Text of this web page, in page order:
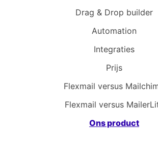
Drag & Drop builder
Automation
Integraties
Prijs
Flexmail versus
Flexmail versus
Ons product